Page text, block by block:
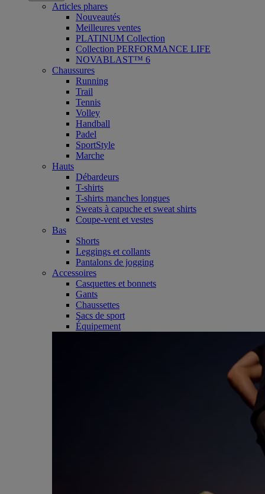
Articles phares
Nouveautés
Meilleures ventes
PLATINUM Collection
Collection PERFORMANCE LIFE
NOVABLAST™ 6
Chaussures
Running
Trail
Tennis
Volley
Handball
Padel
SportStyle
Marche
Hauts
Débardeurs
T-shirts
T-shirts manches longues
Sweats à capuche et sweat shirts
Coupe-vent et vestes
Bas
Shorts
Leggings et collants
Pantalons de jogging
Accessoires
Casquettes et bonnets
Gants
Chaussettes
Sacs de sport
Équipement